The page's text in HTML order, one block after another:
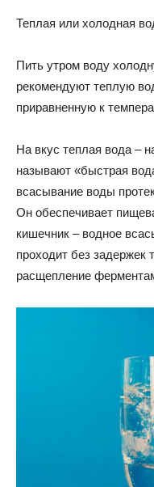
Теплая или холодная
Пить утром воду
рекомендуют теплую
приравненную к
На вкус теплая вода –
называют «быстрая
всасывание воды
Он обеспечивает
кишечник – водное
проходит без задержек
расщепление